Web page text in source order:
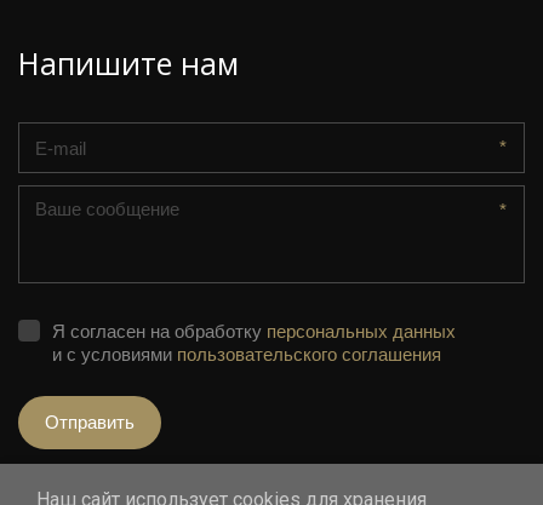
Напишите нам
*
*
Я согласен на обработку персональных данных
и с условиями пользовательского соглашения
Отправить
Наш сайт использует cookies для хранения